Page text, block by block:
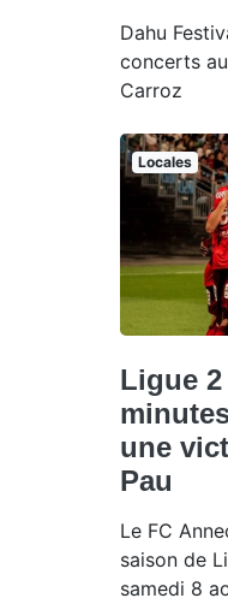
Dahu
concerts
Carroz
Locales
Ligue
une
Pau
Le FC
saison de
samedi 8